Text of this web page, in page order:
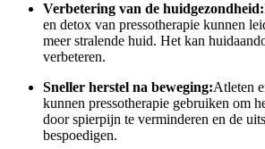
Verbetering van de huidgezondheid:
en detox van pressotherapie kunnen
meer stralende huid. Het kan
verbeteren.
Sneller herstel na beweging:Atleten
kunnen pressotherapie gebruiken om
door spierpijn te verminderen en de
bespoedigen.